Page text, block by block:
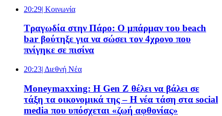
20:29| Κοινωνία
Τραγωδία στην Πάρο: Ο μπάρμαν του beach
bar βούτηξε για να σώσει τον 4χρονο που
πνίγηκε σε πισίνα
20:23| Διεθνή Νέα
Moneymaxxing: Η Gen Z θέλει να βάλει σε
τάξη τα οικονομικά της – Η νέα τάση στα social
media που υπόσχεται «ζωή αφθονίας»